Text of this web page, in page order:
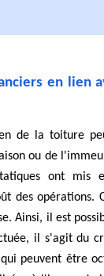
en lien
de la toiture
ou de
ont mis
des opérations.
Ainsi, il est
il s'agit du
peuvent être